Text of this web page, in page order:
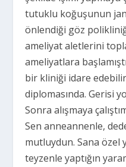
tutuklu koğuşunun
önlendiği göz
ameliyat aletlerini
ameliyatlara
bir kliniği idare
diplomasında. Gerisi
Sonra alışmaya
Sen anneannenle,
mutluydun. Sana özel
teyzenle yaptığın